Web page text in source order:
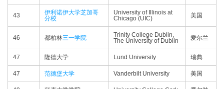
43
伊利诺伊大学芝加哥
分校
University of Illinois at
Chicago (UIC)
美国
46 都柏林三一学院
Trinity College Dublin,
The University of Dublin
爱尔兰
47 隆德大学 Lund University 瑞典
47 范德堡大学 Vanderbilt University 美国